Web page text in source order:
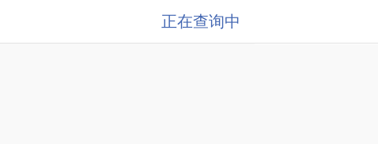
正在查询中